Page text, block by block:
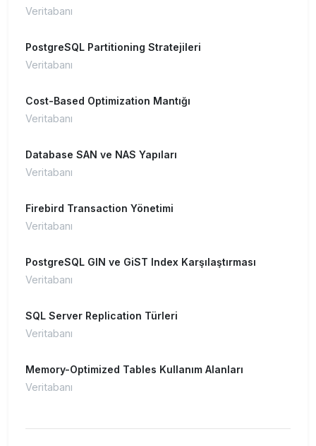
Veritabanı
PostgreSQL Partitioning Stratejileri
Veritabanı
Cost-Based Optimization Mantığı
Veritabanı
Database SAN ve NAS Yapıları
Veritabanı
Firebird Transaction Yönetimi
Veritabanı
PostgreSQL GIN ve GiST Index Karşılaştırması
Veritabanı
SQL Server Replication Türleri
Veritabanı
Memory-Optimized Tables Kullanım Alanları
Veritabanı